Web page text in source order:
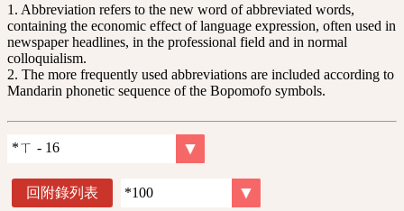
1. Abbreviation refers to the new word of abbreviated words,
containing the economic effect of language expression, often used in
newspaper headlines, in the professional field and in normal
colloquialism.
2. The more frequently used abbreviations are included according to
Mandarin phonetic sequence of the Bopomofo symbols.
回附錄列表